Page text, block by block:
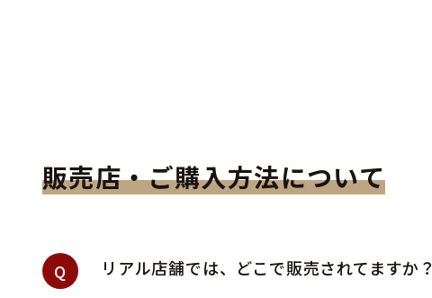
販売店・ご購入方法について
Q リアル店舗では、どこで販売されてますか？